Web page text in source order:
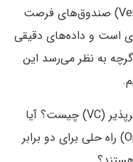
سرمایه‌گذاری خطرپذیر (Venture Capital) صندوق‌های فرصت
است و داده‌های دقیقی
گرچه به نظر می‌رسد این
نظر شما در مورد سرمایه‌گذاری‌های خطرپذیر (VC) چیست؟ آیا
صندوق‌های فرصت (Opportunity Fund) راه حلی برای دو برابر